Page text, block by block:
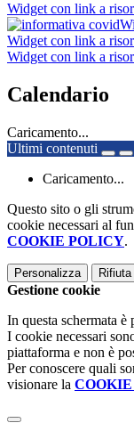
Widget con link a
Widget con link a
Widget con link a
Calendario
Caricamento...
Ultimi contenuti
Caricamento...
Questo sito o gli
cookie necessari al
COOKIE POLICY.
Personalizza
Gestione cookie
In questa schermata
I cookie necessari
piattaforma e non è
Per conoscere quali
visionare la